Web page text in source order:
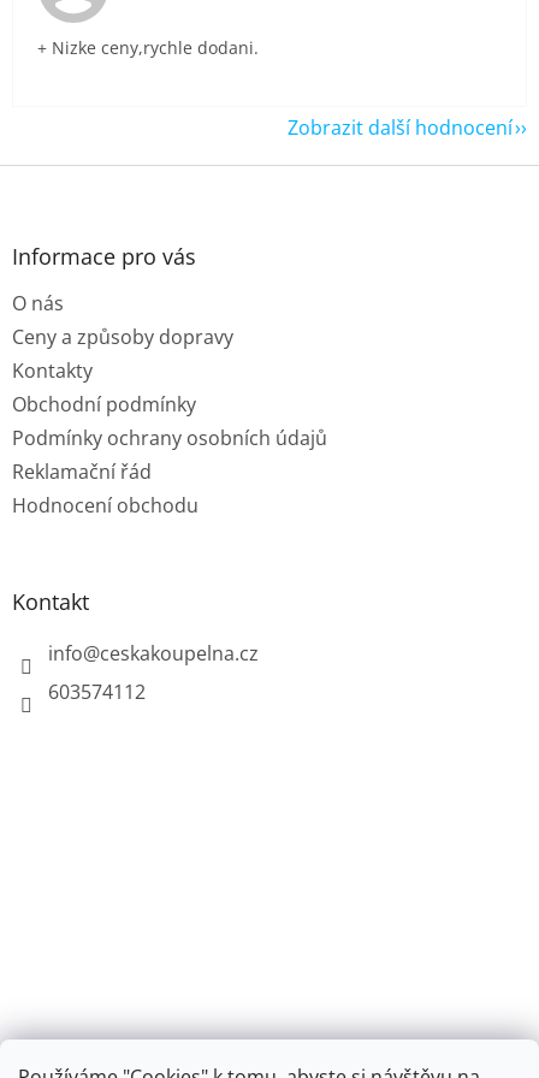
+ Nizke ceny,rychle dodani.
Zobrazit další hodnocení
Z
Informace pro vás
O nás
Ceny a způsoby dopravy
Kontakty
Obchodní podmínky
Podmínky ochrany osobních údajů
Reklamační řád
Hodnocení obchodu
Kontakt
info@ceskakoupelna.cz
603574112